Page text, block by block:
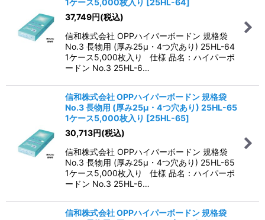
1ケース5,000枚入り [25HL-64]
37,749円(税込)
信和株式会社 OPPハイパーボードン 規格袋
No.3 長物用 (厚み25μ・4つ穴あり) 25HL-64
1ケース5,000枚入り 仕様 品名：ハイパーボ
ードン No.3 25HL-6…
信和株式会社 OPPハイパーボードン 規格袋
No.3 長物用 (厚み25μ・4つ穴あり) 25HL-65
1ケース5,000枚入り [25HL-65]
30,713円(税込)
信和株式会社 OPPハイパーボードン 規格袋
No.3 長物用 (厚み25μ・4つ穴あり) 25HL-65
1ケース5,000枚入り 仕様 品名：ハイパーボ
ードン No.3 25HL-6…
信和株式会社 OPPハイパーボードン 規格袋